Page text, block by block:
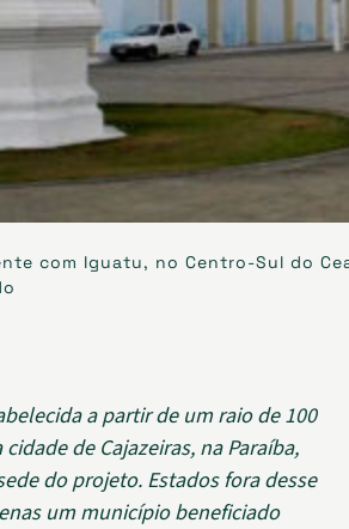
com Iguatu, no Centro-Sul do
a partir de um raio de 100
de Cajazeiras, na Paraíba,
do projeto. Estados fora desse
um município beneficiado